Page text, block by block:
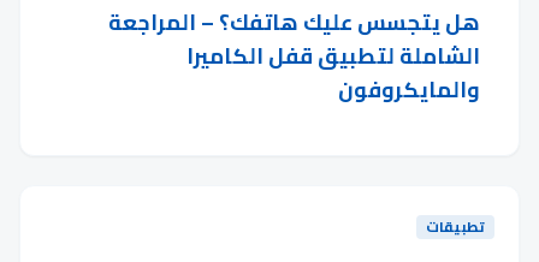
هل يتجسس عليك هاتفك؟ – المراجعة
الشاملة لتطبيق قفل الكاميرا
والمايكروفون
تطبيقات